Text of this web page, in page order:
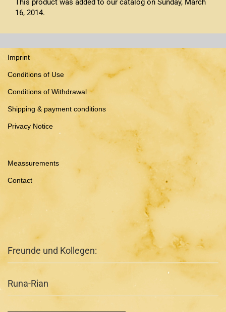
This product was added to our catalog on Sunday, March
16, 2014.
Imprint
Conditions of Use
Conditions of Withdrawal
Shipping & payment conditions
Privacy Notice
Meassurements
Contact
Freunde und Kollegen:
Runa-Rian